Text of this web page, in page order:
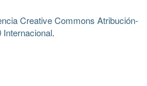
Creative Commons Atribución-
.